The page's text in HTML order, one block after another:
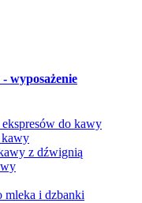
wyposażenie
do kawy
z dźwignią
mleka i dzbanki